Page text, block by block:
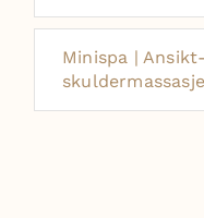
Minispa |
skuldermassasje